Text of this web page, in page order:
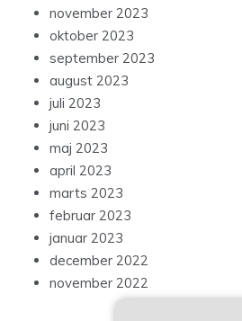
november 2023
oktober 2023
september 2023
august 2023
juli 2023
juni 2023
maj 2023
april 2023
marts 2023
februar 2023
januar 2023
december 2022
november 2022